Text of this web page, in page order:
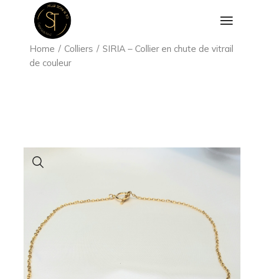
Home Colliers
SIRIA – Collier en chute de vitrail
de couleur